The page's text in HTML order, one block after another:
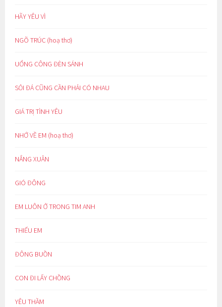
HÃY YÊU VÌ
NGÕ TRÚC (hoạ thơ)
UỔNG CÔNG ĐÈN SÁNH
SỎI ĐÁ CŨNG CẦN PHẢI CÓ NHAU
GIÁ TRỊ TÌNH YÊU
NHỚ VỀ EM (hoạ thơ)
NẮNG XUÂN
GIÓ ĐÔNG
EM LUÔN Ở TRONG TIM ANH
THIẾU EM
ĐÔNG BUỒN
CON ĐI LẤY CHỒNG
YÊU THẦM